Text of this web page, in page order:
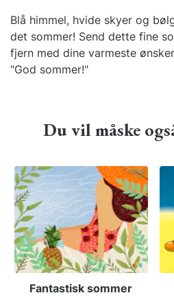
Blå himmel, hvide skyer og
det sommer! Send dette fine
fjern med dine varmeste
"God sommer!"
Du vil måske
Fantastisk sommer